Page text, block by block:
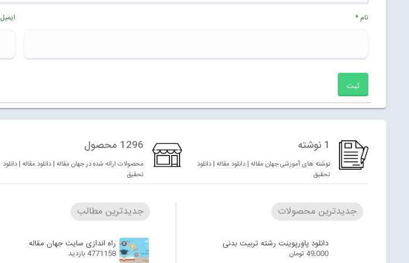
نام* ایمیل
1 نوشته
نوشته های آموزشی جهان مقاله | دانلود مقاله | دانلود
تحقیق
1296 محصول
محصولات ارائه شده در جهان مقاله | دانلود مقاله | دانلود
تحقیق
جدیدترین محصولات
دانلود پاورپوینت رشته تربیت بدنی
49,000 تومان
جدیدترین مطالب
راه اندازی سایت جهان مقاله
4771158 بازدید